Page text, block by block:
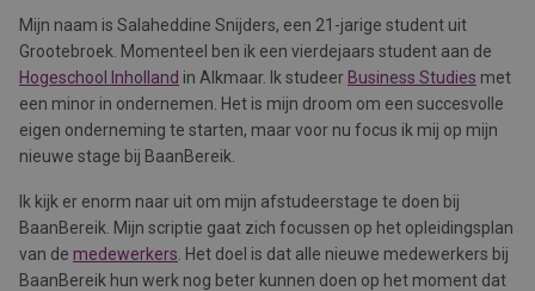
Mijn naam is Salaheddine Snijders, een 21-jarige student uit
Grootebroek. Momenteel ben ik een vierdejaars student aan de
Hogeschool Inholland in Alkmaar. Ik studeer Business Studies met
een minor in ondernemen. Het is mijn droom om een succesvolle
eigen onderneming te starten, maar voor nu focus ik mij op mijn
nieuwe stage bij BaanBereik.
Ik kijk er enorm naar uit om mijn afstudeerstage te doen bij
BaanBereik. Mijn scriptie gaat zich focussen op het opleidingsplan
van de medewerkers . Het doel is dat alle nieuwe medewerkers bij
BaanBereik hun werk nog beter kunnen doen op het moment dat